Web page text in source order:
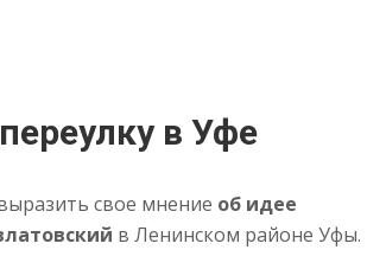
в Уфе
свое мнение об идее
в Ленинском районе Уфы.